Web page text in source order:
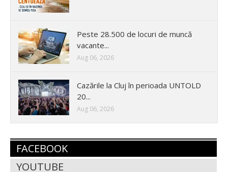
Peste 28.500 de locuri de muncă
vacante...
Aug 06, 2026
Cazările la Cluj în perioada UNTOLD
20...
Aug 06, 2026
FACEBOOK
YOUTUBE